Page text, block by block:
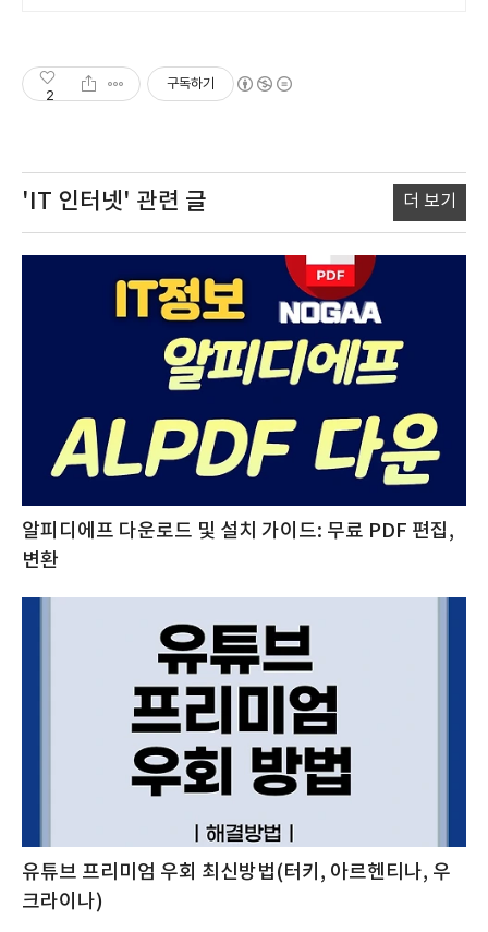
2
구독하기
'IT 인터넷' 관련 글 더 보기
알피디에프 다운로드 및 설치 가이드: 무료 PDF 편집,
변환
유튜브 프리미엄 우회 최신방법(터키, 아르헨티나, 우
크라이나)